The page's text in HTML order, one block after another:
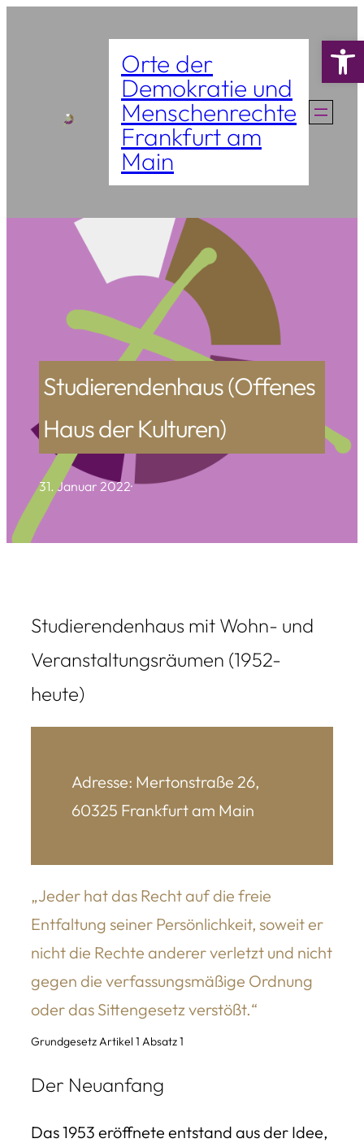
Orte der
Demokratie und
Menschenrechte
Frankfurt am
Main
Studierendenhaus (Offenes
Haus der Kulturen)
31. Januar 2022·
Studierendenhaus mit Wohn- und
Veranstaltungsräumen (1952-
heute)
Adresse: Mertonstraße 26,
60325 Frankfurt am Main
„Jeder hat das Recht auf die freie
Entfaltung seiner Persönlichkeit, soweit er
nicht die Rechte anderer verletzt und nicht
gegen die verfassungsmäßige Ordnung
oder das Sittengesetz verstößt.“
Grundgesetz Artikel 1 Absatz 1
Der Neuanfang
Das 1953 eröffnete entstand aus der Idee,